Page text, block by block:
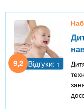
9,2 Відгуки: 1